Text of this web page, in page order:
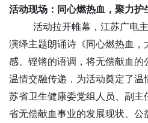
活动现场：同心燃热血，聚力护
活动拉开帷幕，江苏广电
演绎主题朗诵诗《同心燃热血，
感、铿锵的语调，将无偿献血的
温情交融传递，为活动奠定了温
苏省卫生健康委党组人员、副主
省无偿献血事业的发展现状、